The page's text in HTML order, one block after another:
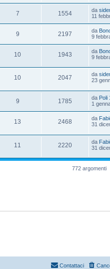
7 1554 da
11
9 2197 da
9
10 1943 da
9
10 2047 da
23
9 1785 da Poli
1
13 2468 da
31
11 2220 da
31
772 argomenti
Contattaci